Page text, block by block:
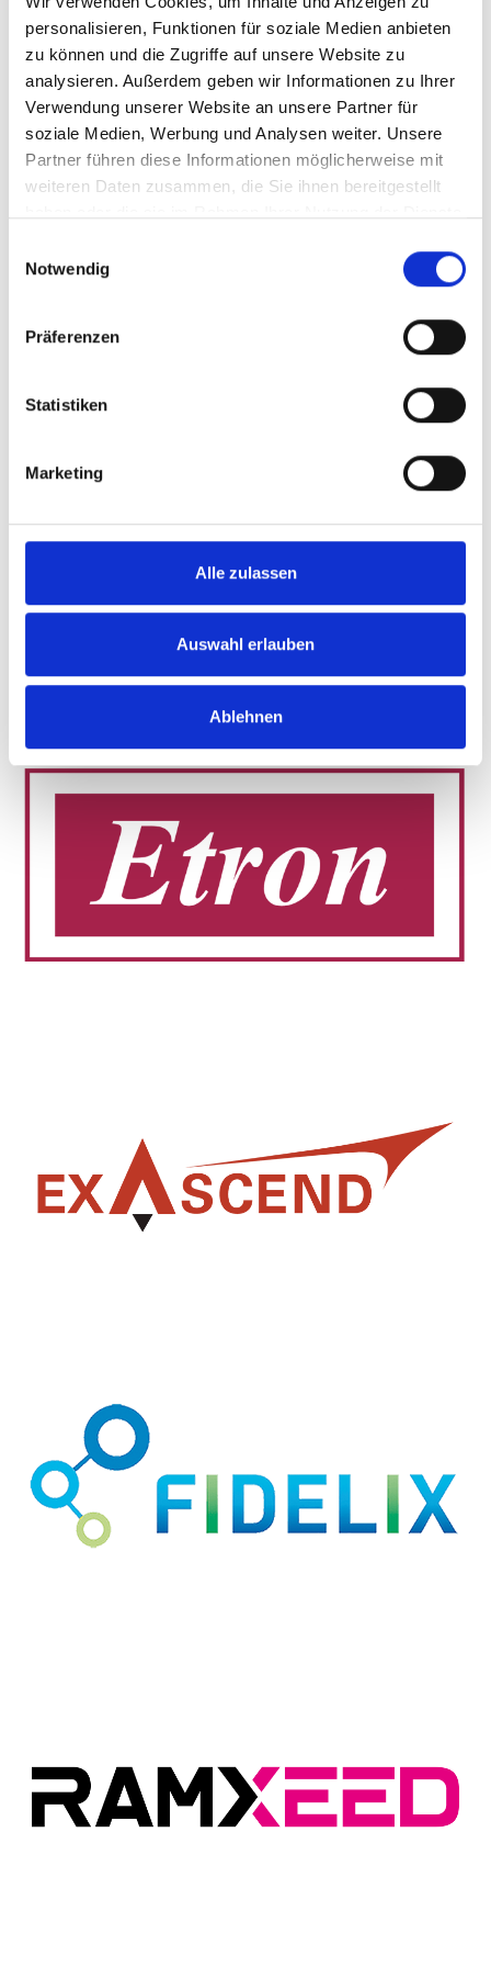
personalisieren, Funktionen für soziale Medien anbieten
zu können und die Zugriffe auf unsere Website zu
analysieren. Außerdem geben wir Informationen zu Ihrer
Verwendung unserer Website an unsere Partner für
soziale Medien, Werbung und Analysen weiter. Unsere
Partner führen diese Informationen möglicherweise mit
weiteren Daten zusammen, die Sie ihnen bereitgestellt
Notwendig
Präferenzen
Statistiken
Marketing
Alle zulassen
Auswahl erlauben
Ablehnen
Memorysolution: Persönliche
Beratung – Kompetenz aus
über 25 Jahren Erfahrung
vereint technisches Fachwissen mit einem tiefen
Verständnis für Ihre individuellen Anforderungen.
Partnern bieten wir maßgeschneiderte
Speicherlösungen, die höchsten Ansprüchen gerecht
werden und Ihre Projekte erfolgreich vorantreiben.